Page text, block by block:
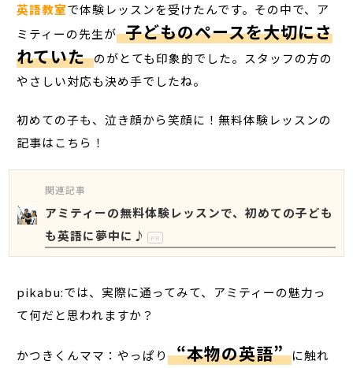
英語教室で体験レッスンを受けたんです。その中で、ア
ミティーの先生が 子どものペースを大切にさ
れていた のがとても印象的でした。スタッフの方の
やさしい対応も決め手でしたね。
初めての子も、泣き顔から笑顔に！無料体験レッスンの
記事はこちら！
関連記事
アミティーの無料体験レッスンで、初めての子ども
も英語に夢中に♪
PR
pikabu:では、実際に通ってみて、アミティーの魅力っ
て何だと思われますか？
かつきくんママ：やっぱり “本物の英語” に触れ